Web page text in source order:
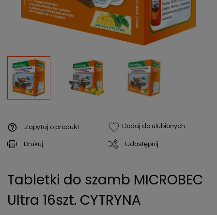
help_outline Zapytaj o produkt Dodaj do ulubionych
Drukuj Udostępnij
Tabletki do szamb MICROBEC
Ultra 16szt. CYTRYNA